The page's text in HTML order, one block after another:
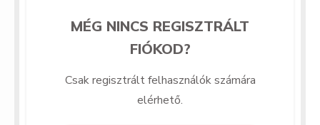
MÉG NINCS REGISZTRÁLT
FIÓKOD?
Csak regisztrált felhasználók számára
elérhető.